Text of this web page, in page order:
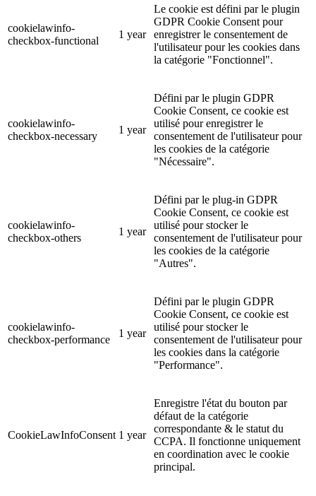
cookielawinfo-
checkbox-functional
1 year
Le cookie est défini par le plugin
GDPR Cookie Consent pour
enregistrer le consentement de
l'utilisateur pour les cookies dans
la catégorie "Fonctionnel".
cookielawinfo-
checkbox-necessary
1 year
Défini par le plugin GDPR
Cookie Consent, ce cookie est
utilisé pour enregistrer le
consentement de l'utilisateur pour
les cookies de la catégorie
"Nécessaire".
cookielawinfo-
checkbox-others
1 year
Défini par le plug-in GDPR
Cookie Consent, ce cookie est
utilisé pour stocker le
consentement de l'utilisateur pour
les cookies de la catégorie
"Autres".
cookielawinfo-
checkbox-performance
1 year
Défini par le plugin GDPR
Cookie Consent, ce cookie est
utilisé pour stocker le
consentement de l'utilisateur pour
les cookies dans la catégorie
"Performance".
CookieLawInfoConsent 1 year
Enregistre l'état du bouton par
défaut de la catégorie
correspondante & le statut du
CCPA. Il fonctionne uniquement
en coordination avec le cookie
principal.